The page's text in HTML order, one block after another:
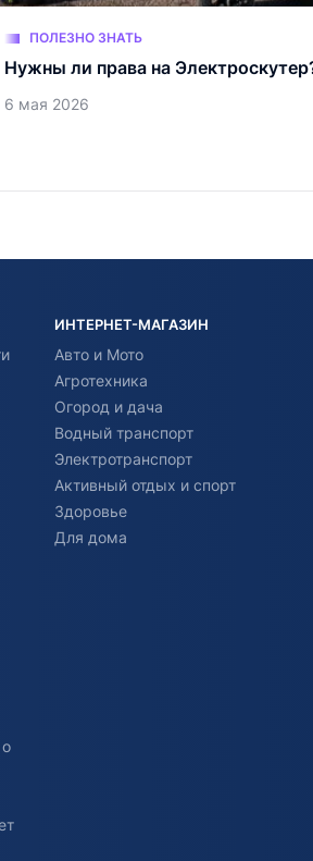
ПОЛЕЗНО ЗНАТЬ
Нужны ли права на
6 мая 2026
ИНТЕРНЕТ-МАГАЗИН
Авто и Мото
Агротехника
Огород и дача
Водный транспорт
Электротранспорт
Активный отдых и спорт
Здоровье
Для дома